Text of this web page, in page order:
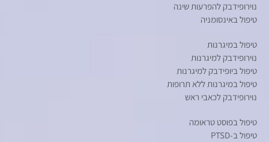
נוירופידבק להפרעות שינה
טיפול באינסומניה
טיפול במיגרנות
נוירופידבק למיגרנות
טיפול ביופידבק למיגרנות
טיפול במיגרנות ללא תרופות
נוירופידבק לכאבי ראש
טיפול בפוסט טראומה
טיפול ב-PTSD